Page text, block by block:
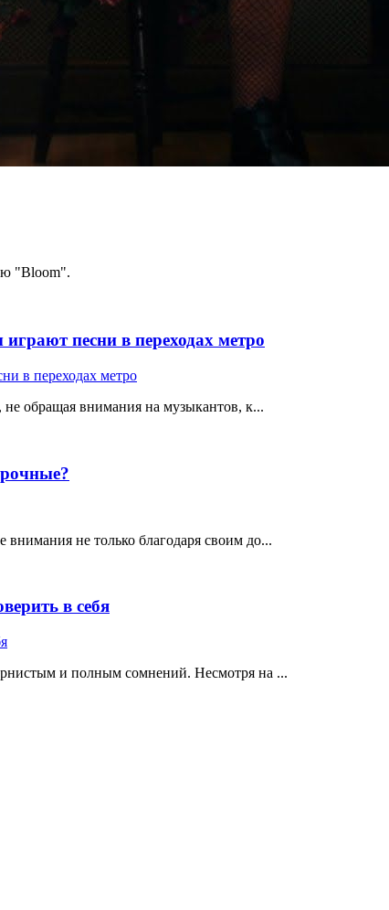
"Bloom".
песни в переходах метро
обращая внимания на музыкантов, к...
не только благодаря своим до...
в себя
и полным сомнений. Несмотря на ...